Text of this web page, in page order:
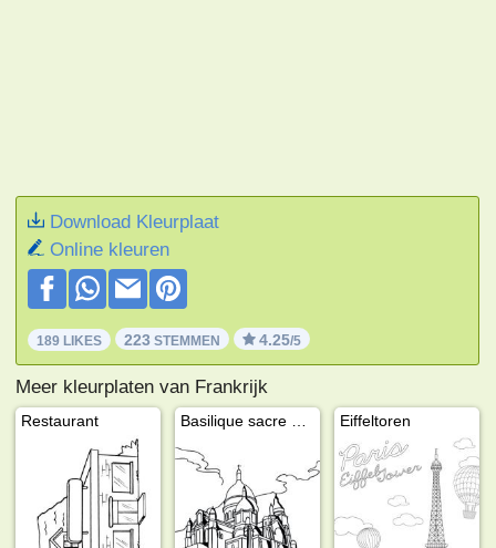
Download Kleurplaat
Online kleuren
189 LIKES 223 STEMMEN 4.25/5
Meer kleurplaten van Frankrijk
Restaurant Eiffeltoren